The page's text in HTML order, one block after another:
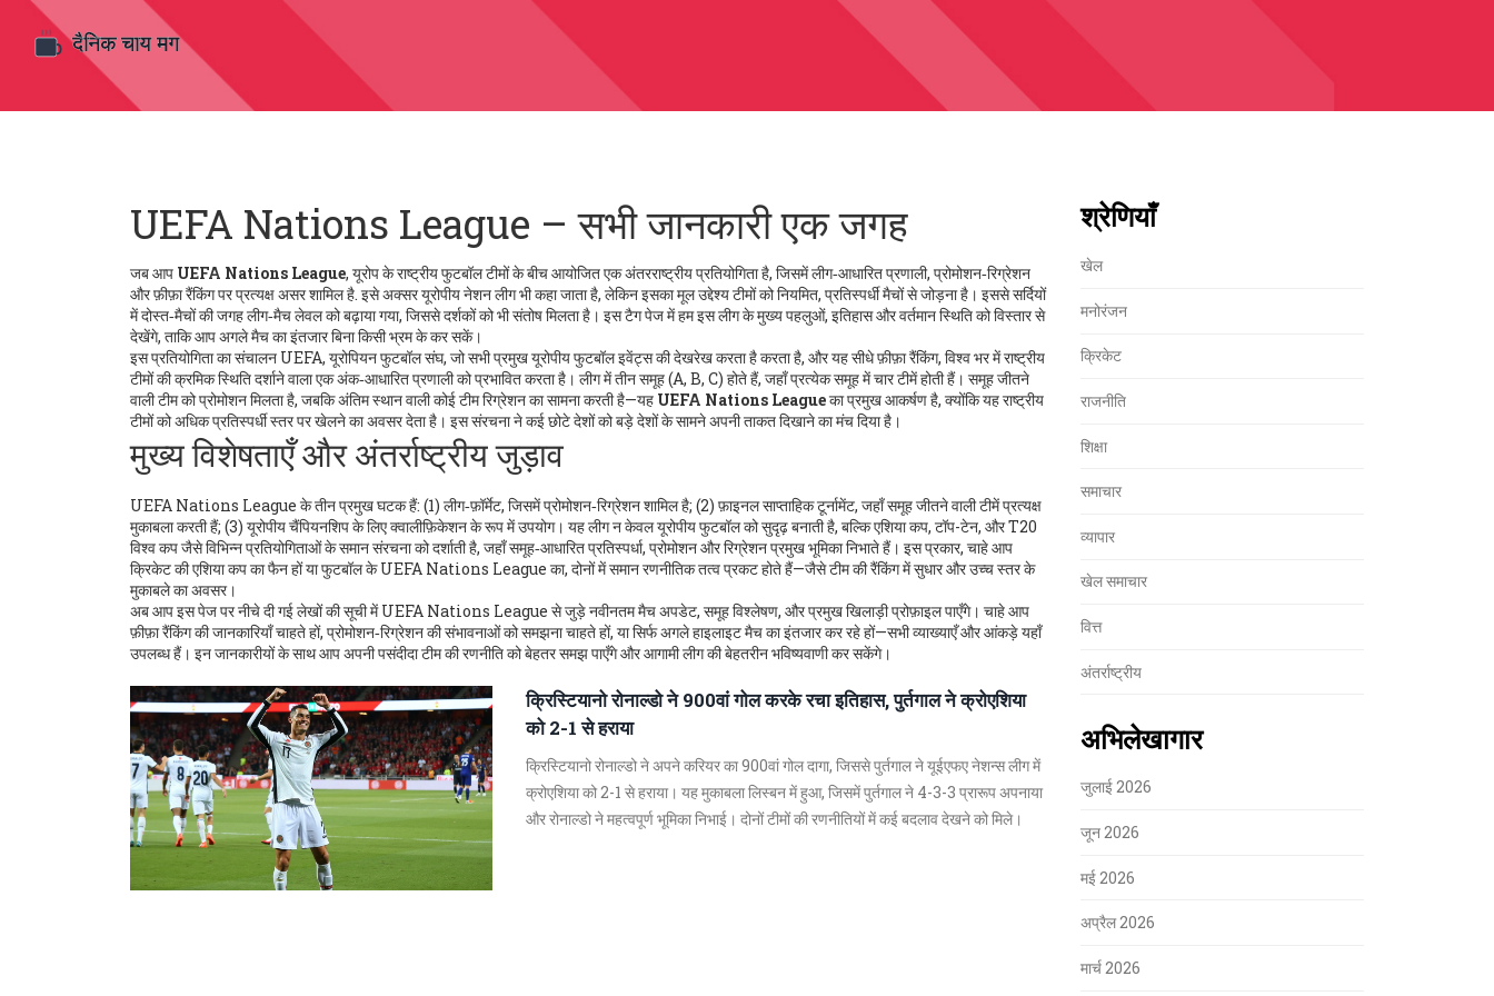
UEFA Nations League – सभी जानकारी एक जगह
जब आप UEFA Nations League, यूरोप के राष्ट्रीय फुटबॉल टीमों के बीच आयोजित एक अंतरराष्ट्रीय प्रतियोगिता है, जिसमें लीग‑आधारित प्रणाली, प्रोमोशन‑रिग्रेशन
और फ़ीफ़ा रैंकिंग पर प्रत्यक्ष असर शामिल है. इसे अक्सरयूरोपीय नेशन लीगभी कहा जाता है, लेकिन इसका मूल उद्देश्य टीमों को नियमित, प्रतिस्पर्धी मैचों से जोड़ना है। इससे सर्दियों
में दोस्त‑मैचों की जगह लीग‑मैच लेवल को बढ़ाया गया, जिससे दर्शकों को भी संतोष मिलता है। इस टैग पेज में हम इस लीग के मुख्य पहलुओं, इतिहास और वर्तमान स्थिति को विस्तार से
देखेंगे, ताकि आप अगले मैच का इंतजार बिना किसी भ्रम के कर सकें।
इस प्रतियोगिता का संचालन UEFA, यूरोपियन फुटबॉल संघ, जो सभी प्रमुख यूरोपीय फुटबॉल इवेंट्स की देखरेख करता हैकरता है, और यह सीधेफ़ीफ़ा रैंकिंग, विश्व भर में राष्ट्रीय
टीमों की क्रमिक स्थिति दर्शाने वाला एक अंक‑आधारित प्रणालीको प्रभावित करता है। लीग में तीन समूह (A, B, C) होते हैं, जहाँ प्रत्येक समूह में चार टीमें होती हैं। समूह जीतने
वाली टीम को प्रोमोशन मिलता है, जबकि अंतिम स्थान वाली कोई टीम रिग्रेशन का सामना करती है—यह UEFA Nations Leagueका प्रमुख आकर्षण है, क्योंकि यह राष्ट्रीय
टीमों को अधिक प्रतिस्पर्धी स्तर पर खेलने का अवसर देता है। इस संरचना ने कई छोटे देशों को बड़े देशों के सामने अपनी ताकत दिखाने का मंच दिया है।
मुख्य विशेषताएँ और अंतर्राष्ट्रीय जुड़ाव
UEFA Nations League के तीन प्रमुख घटक हैं: (1) लीग‑फ़ॉर्मेट, जिसमें प्रोमोशन‑रिग्रेशन शामिल है; (2) फ़ाइनल साप्ताहिक टूर्नामेंट, जहाँ समूह जीतने वाली टीमें प्रत्यक्ष
मुकाबला करती हैं; (3) यूरोपीय चैंपियनशिप के लिए क्वालीफ़िकेशन के रूप में उपयोग। यह लीग न केवल यूरोपीय फुटबॉल को सुदृढ़ बनाती है, बल्कि एशिया कप, टॉप-टेन, और T20
विश्व कप जैसे विभिन्न प्रतियोगिताओं के समान संरचना को दर्शाती है, जहाँ समूह‑आधारित प्रतिस्पर्धा, प्रोमोशन और रिग्रेशन प्रमुख भूमिका निभाते हैं। इस प्रकार, चाहे आप
क्रिकेट की एशिया कप का फैन हों या फुटबॉल के UEFA Nations League का, दोनों में समान रणनीतिक तत्व प्रकट होते हैं—जैसे टीम की रैंकिंग में सुधार और उच्च स्तर के
मुकाबले का अवसर।
अब आप इस पेज पर नीचे दी गई लेखों की सूची में UEFA Nations League से जुड़े नवीनतम मैच अपडेट, समूह विश्लेषण, और प्रमुख खिलाड़ी प्रोफ़ाइल पाएँगे। चाहे आप
फ़ीफ़ा रैंकिंग की जानकारियाँ चाहते हों, प्रोमोशन‑रिग्रेशन की संभावनाओं को समझना चाहते हों, या सिर्फ अगले हाइलाइट मैच का इंतजार कर रहे हों—सभी व्याख्याएँ और आंकड़े यहाँ
उपलब्ध हैं। इन जानकारीयों के साथ आप अपनी पसंदीदा टीम की रणनीति को बेहतर समझ पाएँगे और आगामी लीग की बेहतरीन भविष्यवाणी कर सकेंगे।
क्रिस्टियानो रोनाल्डो ने 900वां गोल करके रचा इतिहास, पुर्तगाल ने क्रोएशिया
को 2-1 से हराया
क्रिस्टियानो रोनाल्डो ने अपने करियर का 900वां गोल दागा, जिससे पुर्तगाल ने यूईएफए नेशन्स लीग में
क्रोएशिया को 2-1 से हराया। यह मुकाबला लिस्बन में हुआ, जिसमें पुर्तगाल ने 4-3-3 प्रारूप अपनाया
और रोनाल्डो ने महत्वपूर्ण भूमिका निभाई। दोनों टीमों की रणनीतियों में कई बदलाव देखने को मिले।
श्रेणियाँ
खेल
मनोरंजन
क्रिकेट
राजनीति
शिक्षा
समाचार
व्यापार
खेल समाचार
वित्त
अंतर्राष्ट्रीय
अभिलेखागार
जुलाई 2026
जून 2026
मई 2026
अप्रैल 2026
मार्च 2026